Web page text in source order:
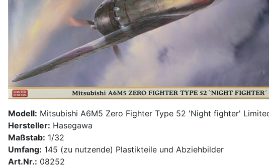
Modell: Mitsubishi A6M5 Zero Fighter Type 52 'Night fighter'
Hersteller: Hasegawa
Maßstab: 1/32
Umfang: 145 (zu nutzende) Plastikteile und Abziehbilder
Art.Nr.: 08252